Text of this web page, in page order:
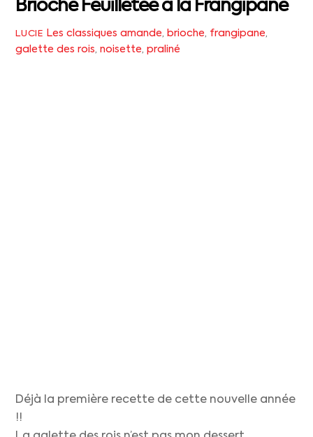
Brioche Feuilletée à la Frangipane
LUCIE Les classiques amande, brioche, frangipane,
galette des rois,noisette,praliné
Déjà la première recette de cette nouvelle année
!!